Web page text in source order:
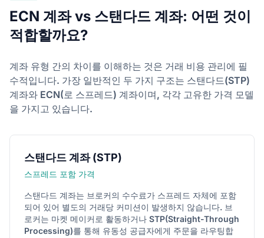
ECN 계좌 vs 스탠다드 계좌: 어떤 것이
적합할까요?
계좌 유형 간의 차이를 이해하는 것은 거래 비용 관리에 필
수적입니다. 가장 일반적인 두 가지 구조는 스탠다드(STP)
계좌와 ECN(로 스프레드) 계좌이며, 각각 고유한 가격 모델
을 가지고 있습니다.
스탠다드 계좌 (STP)
스프레드 포함 가격
스탠다드 계좌는 브로커의 수수료가 스프레드 자체에 포함
되어 있어 별도의 거래당 커미션이 발생하지 않습니다. 브
로커는 마켓 메이커로 활동하거나 STP(Straight-Through
Processing)를 통해 유동성 공급자에게 주문을 라우팅합